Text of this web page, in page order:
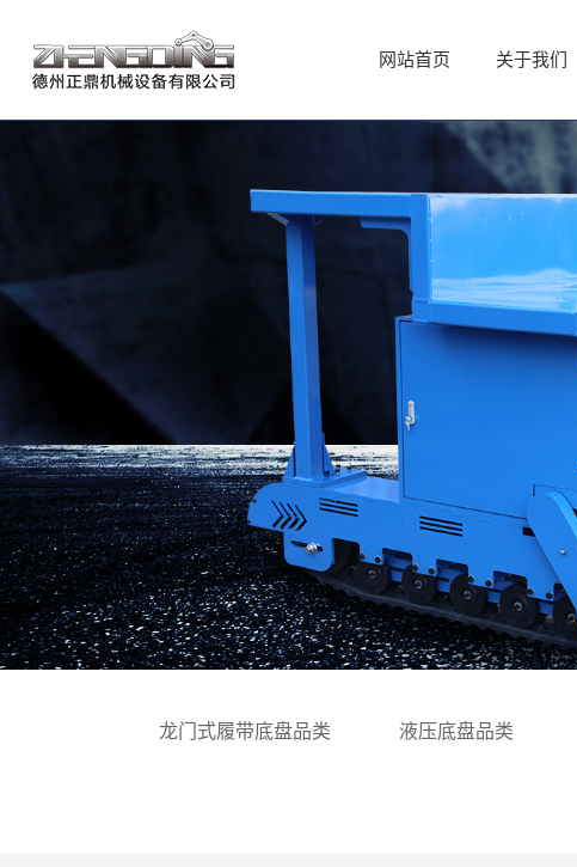
网站首页 关于我们
龙门式履带底盘品类 液压底盘品类
网站首页 关于我们